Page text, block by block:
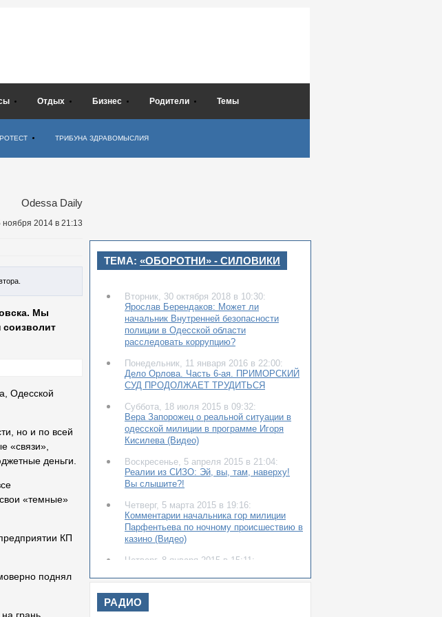
Отдых Бизнес Родители Темы
ТРИБУНА ЗДРАВОМЫСЛИЯ
Odessa Daily
ноября 2014 в 21:13
Мы
соизволит
Одесской
но и по всей
«связи»,
деньги.
«темные»
КП
поднял
ТЕМА: «ОБОРОТНИ» - СИЛОВИКИ
Вторник, 30 октября 2018 в 10:30:
Ярослав Берендаков: Может ли
начальник Внутренней безопасности
полиции в Одесской области
расследовать коррупцию?
Понедельник, 11 января 2016 в 22:00:
Дело Орлова. Часть 6-ая. ПРИМОРСКИЙ
СУД ПРОДОЛЖАЕТ ТРУДИТЬСЯ
Суббота, 18 июля 2015 в 09:32:
Вера Запорожец о реальной ситуации в
одесской милиции в программе Игоря
Кисилева (Видео)
Воскресенье, 5 апреля 2015 в 21:04:
Реалии из СИЗО: Эй, вы, там, наверху!
Вы слышите?!
Четверг, 5 марта 2015 в 19:16:
Комментарии начальника гор милиции
Парфентьева по ночному происшествию в
казино (Видео)
Четверг, 8 января 2015 в 15:11:
информирует
Суббота,
Леонид Штекель: Как я прогулялся в
РАДИО